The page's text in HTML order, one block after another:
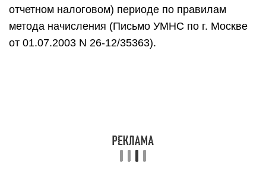
отчетном налоговом) периоде по правилам
метода начисления (Письмо УМНС по г. Москве
от 01.07.2003 N 26-12/35363).